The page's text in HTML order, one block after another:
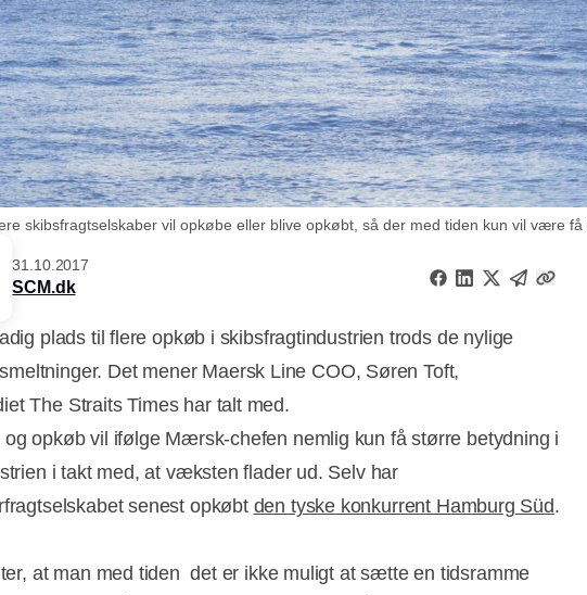
skibsfragtselskaber vil opkøbe eller blive opkøbt, så der med tiden kun vil være få
31.10.2017
SCM.dk
plads til flere opkøb i skibsfragtindustrien trods de nylige
Det mener Maersk Line COO, Søren Toft,
The Straits Times har talt med.
og opkøb vil ifølge Mærsk-chefen nemlig kun få større betydning i
i takt med, at væksten flader ud. Selv har
senest opkøbt den tyske konkurrent Hamburg Süd.
at man med tiden  det er ikke muligt at sætte en tidsramme 